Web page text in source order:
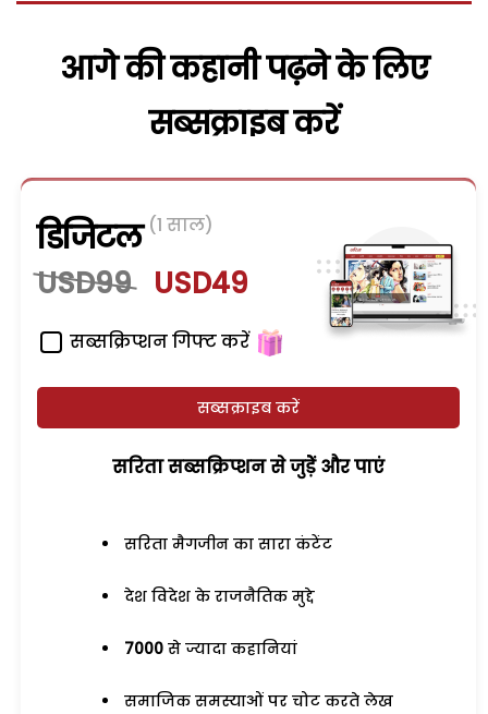
आगे की कहानी पढ़ने के लिए
सब्सक्राइब करें
डिजिटल (1 साल)
USD99 USD49
सब्सक्रिप्शन गिफ्ट करें
सब्सक्राइब करें
सरिता सब्सक्रिप्शन से जुड़ेें और पाएं
सरिता मैगजीन का सारा कंटेंट
देश विदेश के राजनैतिक मुद्दे
7000 से ज्यादा कहानियां
समाजिक समस्याओं पर चोट करते लेख